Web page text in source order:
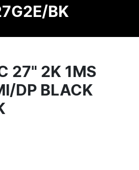
BK
27" 2K 1MS
DP BLACK